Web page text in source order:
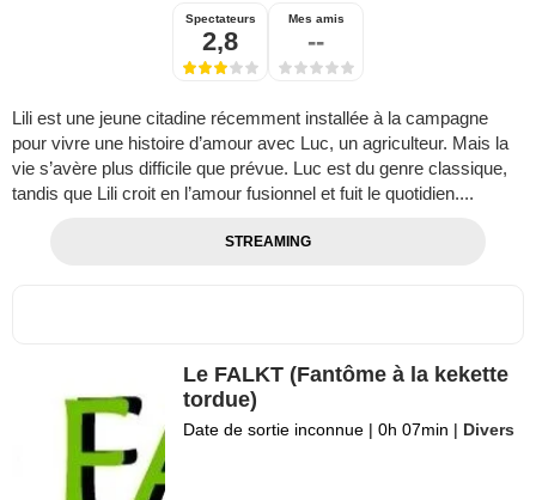
Spectateurs
2,8
Mes amis
--
Lili est une jeune citadine récemment installée à la campagne
pour vivre une histoire d’amour avec Luc, un agriculteur. Mais la
vie s’avère plus difficile que prévue. Luc est du genre classique,
tandis que Lili croit en l’amour fusionnel et fuit le quotidien....
STREAMING
Le FALKT (Fantôme à la kekette
tordue)
Date de sortie inconnue | 0h 07min | Divers